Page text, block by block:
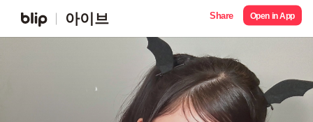
아이브 Share Open in App